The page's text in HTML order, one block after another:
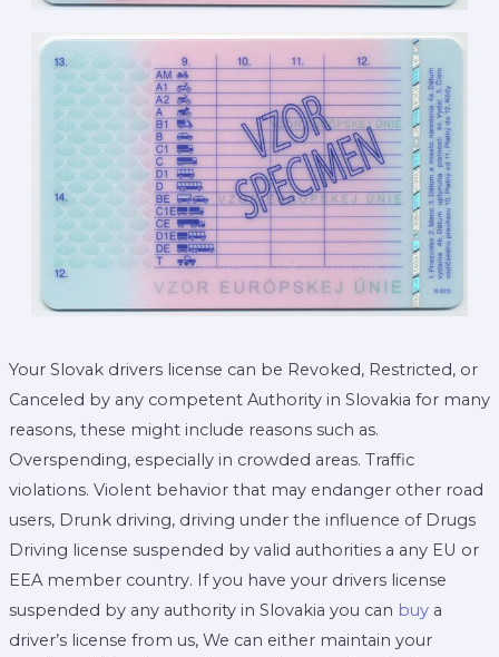
Your Slovak drivers license can be Revoked, Restricted, or
Canceled by any competent Authority in Slovakia for many
reasons, these might include reasons such as.
Overspending, especially in crowded areas. Traffic
violations. Violent behavior that may endanger other road
users, Drunk driving, driving under the influence of Drugs
Driving license suspended by valid authorities a any EU or
EEA member country. If you have your drivers license
suspended by any authority in Slovakia you can buya
driver’s license from us, We can either maintain your